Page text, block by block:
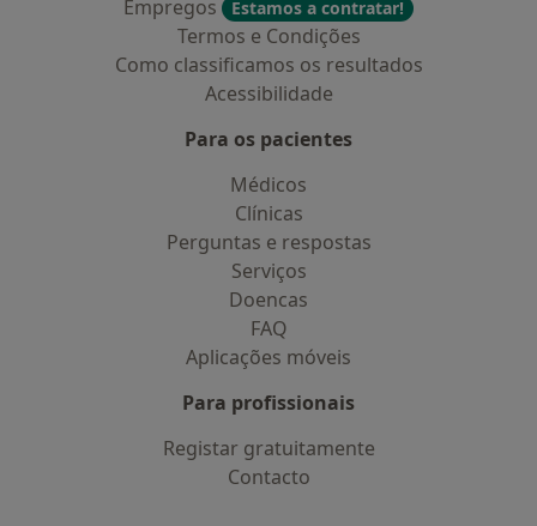
Empregos
Estamos a contratar!
Termos e Condições
Como classificamos os resultados
Acessibilidade
Para os pacientes
Médicos
Clínicas
Perguntas e respostas
Serviços
Doencas
FAQ
Aplicações móveis
Para profissionais
Registar gratuitamente
Contacto